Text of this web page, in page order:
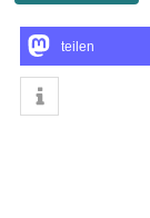
teilen